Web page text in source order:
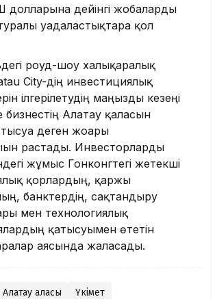
дейінгі жобаларды
уағдаластықтарға қол
роуд-шоу халықаралық
City-дің инвестициялық
ілгерілетудің маңызды кезеңі
Алатау қаласын
деген жоғары
растады. Инвесторларды
жұмыс Гонконгтегі жетекші
қорлардың, қаржы
банктердің, сақтандыру
мен технологиялық
қатысуымен өтетін
аясында жалғасады.
Алатау қаласы Үкімет